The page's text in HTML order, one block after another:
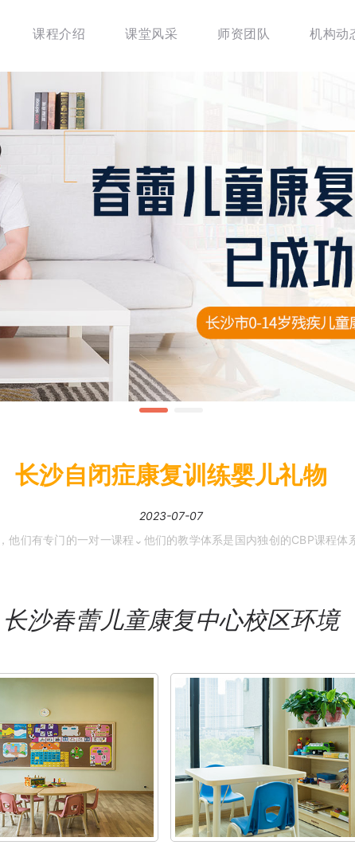
课程介绍 课堂风采 师资团队 机构动
长沙自闭症康复训练婴儿礼物
2023-07-07
他们有专门的一对一课程⌄他们的教学体系是国内独创的CBP课程体
长沙春蕾儿童康复中心校区环境